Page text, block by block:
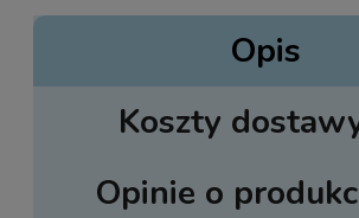
Opis
Koszty
Cena nie zawiera ewentualnych kosztów
Opinie o